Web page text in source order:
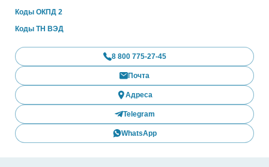
Коды ОКПД 2
Коды ТН ВЭД
8 800 775-27-45
Почта
Адреса
Telegram
WhatsApp